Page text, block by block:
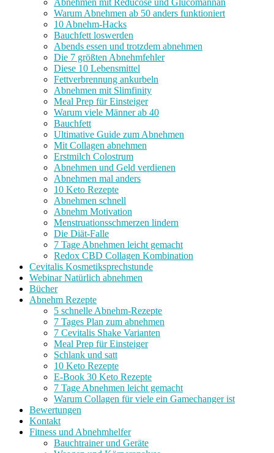
Warum Abnehmen ab 50 anders funktioniert
10 Abnehm-Hacks
Bauchfett loswerden
Abends essen und trotzdem abnehmen
Die 7 größten Abnehmfehler
Diese 10 Lebensmittel
Fettverbrennung ankurbeln
Abnehmen mit Slimfinity
Meal Prep für Einsteiger
Warum viele Männer ab 40
Bauchfett
Ultimative Guide zum Abnehmen
Mit Collagen abnehmen
Erstmilch Colostrum
Abnehmen und Geld verdienen
Abnehmen mal anders
10 Keto Rezepte
Abnehmen schnell
Abnehm Motivation
Menstruationsschmerzen lindern
Die Diät-Falle
7 Tage Abnehmen leicht gemacht
Redox CBD Collagen Kombination
Cevitalis Kosmetiksprechstunde
Webinar Natürlich abnehmen
Bücher
Abnehm Rezepte
5 schnelle Abnehm-Rezepte
7 Tages Plan zum abnehmen
7 Cevitalis Shake Varianten
Meal Prep für Einsteiger
Schlank und satt
10 Keto Rezepte
E-Book 30 Keto Rezepte
7 Tage Abnehmen leicht gemacht
Warum Collagen für viele ein Gamechanger ist
Bewertungen
Kontakt
Fitness und Abnehmhelfer
Bauchtrainer und Geräte